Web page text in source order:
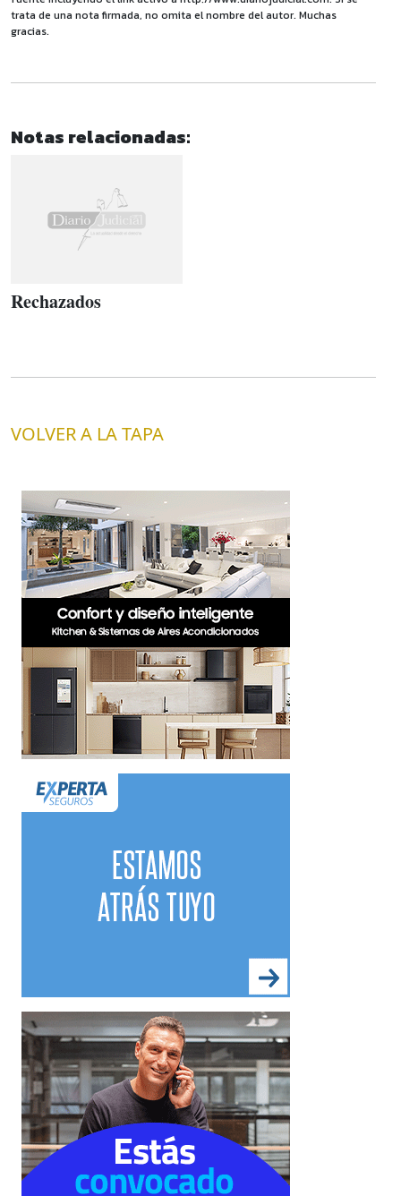
trata de una nota firmada, no omita el nombre del autor. Muchas
gracias.
Notas relacionadas:
Rechazados
VOLVER A LA TAPA